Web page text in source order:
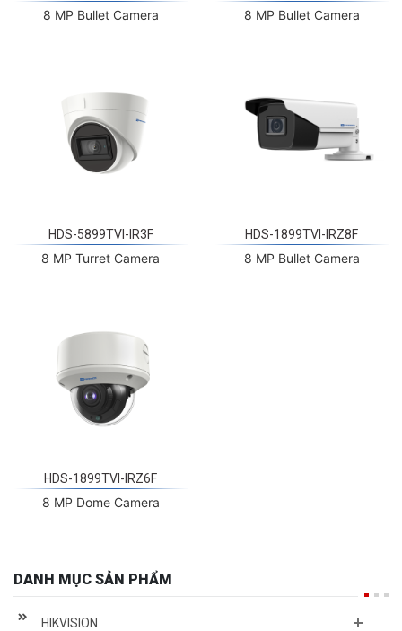
8 MP Bullet Camera 8 MP Bullet Camera
HDS-5899TVI-IR3F
8 MP Turret Camera
HDS-1899TVI-IRZ8F
8 MP Bullet Camera
HDS-1899TVI-IRZ6F
8 MP Dome Camera
DANH MỤC SẢN PHẨM
HIKVISION